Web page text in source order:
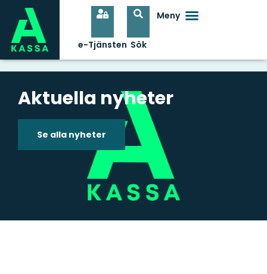
Aktuella nyheter
Se alla nyheter